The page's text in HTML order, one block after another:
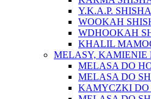
Y.K.A.P. SHISHA
WOOKAH
WDHOOKAH
KHALIL
MELASY, KAMIENIE
MELASA DO
MELASA DO
KAMYCZKI DO